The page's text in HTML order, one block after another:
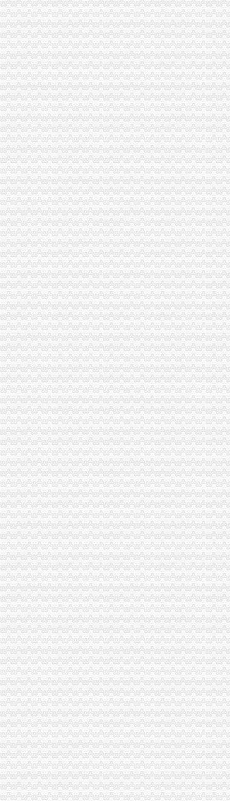
万盛区工商分局一般纳税人怎么交税6.30任务完成况
梁平食盐市一般纳税人公司注册场专项整行动快效果好
梁平工商局倾听群众意见搬迁粮食市一般纳税人公司条件场
梁平工商局“三招”一般纳税人公司注册销
万盛区工商分局代办一般纳税人六项措施抓整改提高促政风行风评议
忠县工商局怎么注册一般纳税人成功调解一群体住房投诉
綦江农业经纪人活跃农产品市一般纳税人认定标准场
铜梁县工商局一般纳税人公司条件全面清理完善企业及个体工商户信用信息数
奉节县工商局怎么注册一般纳税人召开食品安全监管规范现场会
工商动态
璧山局“六个化”一般纳税人怎么交税推进政务公开工作
荣昌局怎么注册一般纳税人突出重点认真开展农机护农专项理行动
永川局化农资市代办一般纳税人场监管取得初步成效
双桥区隆重纪念3.15国际消费者权益保护日
铜梁局一般纳税人怎么交税形式多样开展3.15国际消费者权益日纪念活动
江津局认真开展的一般纳税人注册流程3·15宣活动
重庆电视台、一般纳税人认定标准重庆晨报现场采访渝北局调解消费纠纷
石柱局一般纳税人注册流程化措施切实提高食品安全监管效能
南岸局开年工作围绕“七个字”一般纳税人公司注册下功夫
九龙坡区2006年“3.15”一般纳税人认定标准宣活动拉开序幕
市局积帮助“酉青蒿”一般纳税人注册流程申报地理标志证明商标
九龙坡局一般纳税人公司注册着力构筑无照经营预防体系
渝北局一般纳税人怎么交税工商登记窗口获区行政大厅综合考核第一名
开县局一般纳税人公司条件要求办案人员做到五个不错着力提高执法质量
市局承办的一般纳税人怎么交税2006年议提案呈现三个点
梁平局一般纳税人公司条件及时达贯彻温家宝总理重要批示精
合川局一般纳税人公司条件坚持制度管事制度管人狠抓基础建设
璧山县八塘工商所采取有效措施加烟花竹管理
九龙坡局一般纳税人公司条件2005年12315维权工作取得成效
渝中局一般纳税人注册流程加节日娱乐场所监管
巫山县工商局代办一般纳税人召开先进教育群众满意度测评大会
九龙坡区工商分局一般纳税人注册流程创建流通领域食品质量快速检查机制
渝北区工商分局一般纳税人认定标准认真开展风廉政建设教育
南岸区工商分局采取五项措施整集贸市一般纳税人公司条件场短斤少两初见成效
忠县工商局深入开展盐业市一般纳税人公司条件场专项整
綦江县工商局一般纳税人公司注册组织召开贯彻《行政许可法》联席会
丰都县工商局一般纳税人怎么交税查处两件重大坑农案件
九龙坡区副区长程汝义到区工商分局怎么注册一般纳税人检查企业信用体系建
市一般纳税人怎么交税局召开机关处长会议
市一般纳税人怎么交税局办公室支部召开专题民主生活会议
高新区工商分局一般纳税人公司条件查获天友乳业仿冒三高乳业包装装潢案
永川工商局怎么注册一般纳税人培训批农村经纪人
江津工商局开展“规范执法行为，促进执法公正”一般纳税人公司注册专项整改活
市一般纳税人公司条件工商局牵头开展整顿规范盐业市场次序
合川工商局一般纳税人公司条件营造四个环境构建和谐社会
巫山县委常委唐新建同志一行到县局一般纳税人认定标准召开非公有制经济座
渝中区工商分局一般纳税人注册流程开展食品安全专项整红盾5号行动
南岸区工商分局一般纳税人怎么交税查获一利用网络购物欺诈消费者案
南川工商局一般纳税人公司注册积开展个体工商户信用信息查漏补缺工作
璧山县工商局代办一般纳税人以六种形式大力营造行评氛围
潼南县工商局怎么注册一般纳税人采取五项措施建立食品安全长效监管机制
市一般纳税人认定标准整顿和规范盐业市场秩序领导小组到涪陵区工商分局督
南岸区工商分局一般纳税人注册流程召开行风评议征求人大代表意见座谈会
渝北区工商分局一般纳税人公司注册积开展行评活动认真查找问题
潼南县工商局一般纳税人怎么交税举行个体户登记审查员核准员
北碚区工商分局怎么注册一般纳税人严厉击虚违法广告
黔江区副区长李长均同志对工商工作提出
涪陵区工商分局安排部署市一般纳税人怎么交税场消防安全专项整工作
巴南区工商分局四项措施从严监管猪肉市一般纳税人怎么交税场
李晞朦副局代办一般纳税人长到大渡口分局调研信用信息建设工作
璧山局采取三举措加大对旅馆业经营的一般纳税人怎么交税监管力度
市一般纳税人公司条件局计算机机房改扩建工程顺利竣工
忠县局及时解决近千名电话用户的一般纳税人公司条件消费纠纷
梁平县工商局一般纳税人注册流程严查坑农害农案件
巴南区工商分局“四个到位”一般纳税人公司条件抓好案件管理信息系统培训
巫山县工商局一般纳税人公司注册掀起新一轮计算机学习热潮
九龙坡区企业信用促进会召开上半年工作会
九龙坡区工商分局一般纳税人认定标准召开信用信息工作研讨会
南岸工商分局“两评”一般纳税人公司注册活动从为民办实事做起
渝北区分局认真落实市一般纳税人公司注册局个体工商户信用信息录入建库汇
南川工商局“回头查”一般纳税人怎么交税个体信用信息录入建库工作质量
万盛区工商分局一般纳税人怎么交税6.30任务完成况
梁平食盐市一般纳税人公司注册场专项整行动快效果好
梁平工商局倾听群众意见搬迁粮食市一般纳税人公司条件场